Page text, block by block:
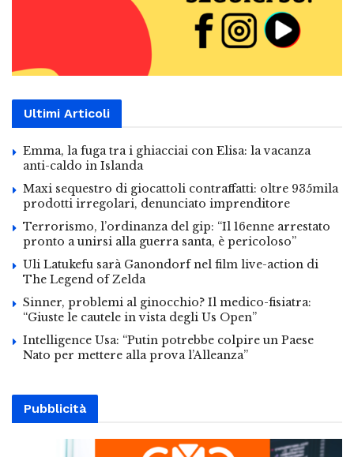
Ultimi Articoli
Emma, la fuga tra i ghiacciai con Elisa: la vacanza
anti-caldo in Islanda
Maxi sequestro di giocattoli contraffatti: oltre 935mila
prodotti irregolari, denunciato imprenditore
Terrorismo, l’ordinanza del gip: “Il 16enne arrestato
pronto a unirsi alla guerra santa, è pericoloso”
Uli Latukefu sarà Ganondorf nel film live-action di
The Legend of Zelda
Sinner, problemi al ginocchio? Il medico-fisiatra:
“Giuste le cautele in vista degli Us Open”
Intelligence Usa: “Putin potrebbe colpire un Paese
Nato per mettere alla prova l’Alleanza”
Pubblicità